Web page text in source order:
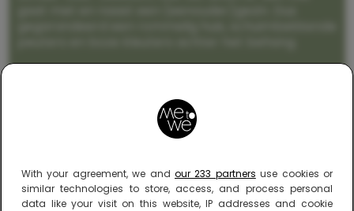
With your agreement, we and our 233 partners use cookies or
similar technologies to store, access, and process personal
data like your visit on this website, IP addresses and cookie